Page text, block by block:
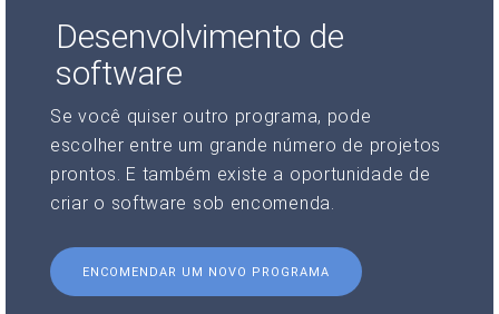
Desenvolvimento de
software
Se você quiser outro programa, pode
escolher entre um grande número de projetos
prontos. E também existe a oportunidade de
criar o software sob encomenda.
ENCOMENDAR UM NOVO PROGRAMA